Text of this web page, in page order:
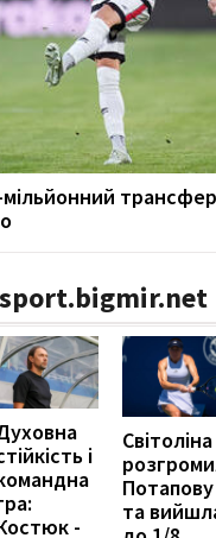
мільйонний
sport.bigmir.net
і
-
Світоліна
Потапову
та